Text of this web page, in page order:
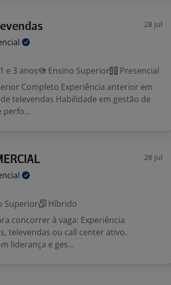
28 jul
e 3 anos Ensino Superior
Presencial
Completo Experiência anterior em
televendas Habilidade em gestão de
perfo...
28 jul
Superior
Híbrido
concorrer à vaga: Experiência
televendas ou call center ativo.
liderança e ges...